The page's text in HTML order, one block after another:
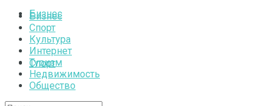
Бизнес
Спорт
Бизнес
Спорт
Культура
Интернет
Туризм
Недвижимость
Общество